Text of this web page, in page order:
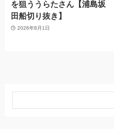
を狙ううらたさん【浦島坂
田船切り抜き】
2026年8月1日